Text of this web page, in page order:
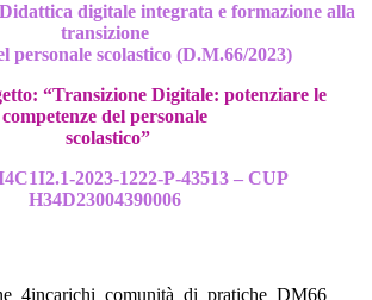
digitale integrata e formazione alla
transizione
personale scolastico (D.M.66/2023)
“Transizione Digitale: potenziare le
competenze del personale
scolastico”
2023-1222-P-43513 – CUP
H34D23004390006